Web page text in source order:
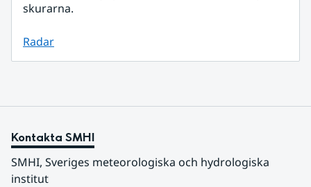
skurarna.
Radar
Kontakta SMHI
SMHI, Sveriges meteorologiska och hydrologiska
institut